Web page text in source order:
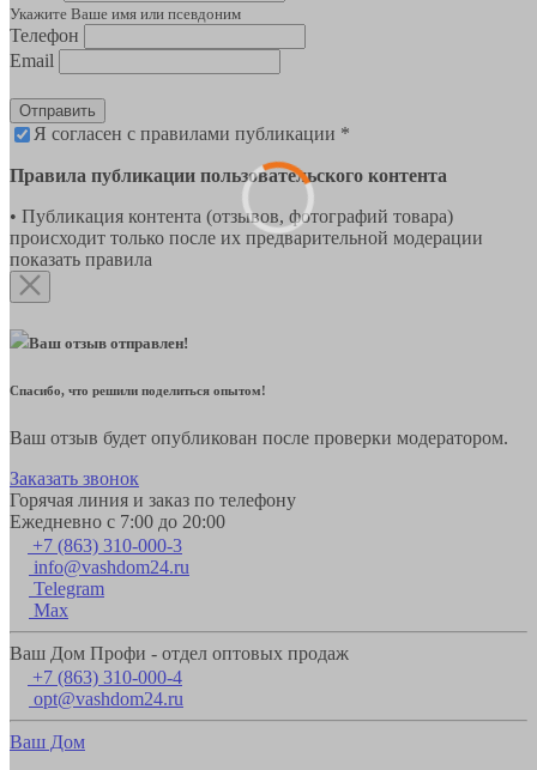
Укажите Ваше имя или псевдоним
Телефон
Email
Отправить
Я согласен с правилами публикации *
Правила публикации пользовательского контента
• Публикация контента (отзывов, фотографий товара)
происходит только после их предварительной модерации
показать правила
Ваш отзыв отправлен!
Спасибо, что решили поделиться опытом!
Ваш отзыв будет опубликован после проверки модератором.
Заказать звонок
Горячая линия и заказ по телефону
Ежедневно с 7:00 до 20:00
+7 (863) 310-000-3
info@vashdom24.ru
Telegram
Max
Ваш Дом Профи - отдел оптовых продаж
+7 (863) 310-000-4
opt@vashdom24.ru
Ваш Дом